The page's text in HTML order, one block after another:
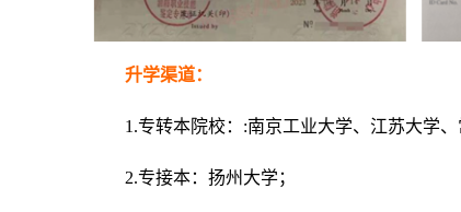
升学渠道：
1.专转本院校：:南京工业大学、江苏大学
2.专接本：扬州大学；